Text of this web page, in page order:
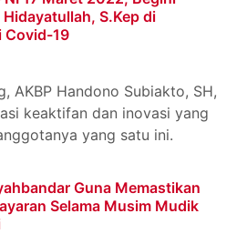
S.Kep di
Covid-19
AKBP Handono Subiakto, SH,
keaktifan dan inovasi yang
yang satu ini.
Guna Memastikan
Selama Musim Mudik